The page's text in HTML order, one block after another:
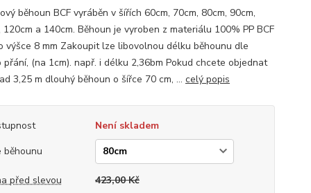
běhoun BCF vyráběn v šířích 60cm, 70cm, 80cm, 90cm,
120cm a 140cm. Běhoun je vyroben z materiálu 100% PP BCF
výšce 8 mm Zakoupit lze libovolnou délku běhounu dle
přání, (na 1cm). např. i délku 2,36bm Pokud chcete objednat
3,25 m dlouhý běhoun o šířce 70 cm, ... celý popis
Není skladem
běhounu
před slevou 423,00 Kč